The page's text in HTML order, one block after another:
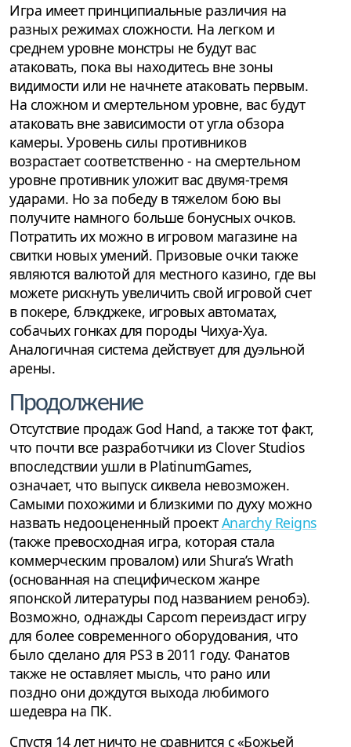
Игра имеет принципиальные различия на
разных режимах сложности. На легком и
среднем уровне монстры не будут вас
атаковать, пока вы находитесь вне зоны
видимости или не начнете атаковать первым.
На сложном и смертельном уровне, вас будут
атаковать вне зависимости от угла обзора
камеры. Уровень силы противников
возрастает соответственно - на смертельном
уровне противник уложит вас двумя-тремя
ударами. Но за победу в тяжелом бою вы
получите намного больше бонусных очков.
Потратить их можно в игровом магазине на
свитки новых умений. Призовые очки также
являются валютой для местного казино, где вы
можете рискнуть увеличить свой игровой счет
в покере, блэкджеке, игровых автоматах,
собачьих гонках для породы Чихуа-Хуа.
Аналогичная система действует для дуэльной
арены.
Продолжение
Отсутствие продаж God Hand, а также тот факт,
что почти все разработчики из Clover Studios
впоследствии ушли в PlatinumGames,
означает, что выпуск сиквела невозможен.
Самыми похожими и близкими по духу можно
назвать недооцененный проектAnarchy Reigns
(также превосходная игра, которая стала
коммерческим провалом) или Shura’s Wrath
(основанная на специфическом жанре
японской литературы под названием ренобэ).
Возможно, однажды Capcom переиздаст игру
для более современного оборудования, что
было сделано для PS3 в 2011 году. Фанатов
также не оставляет мысль, что рано или
поздно они дождутся выхода любимого
шедевра на ПК.
Спустя 14 лет ничто не сравнится с «Божьей